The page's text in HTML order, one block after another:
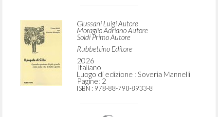
[Omelia in] “Rino Galeazzi ed Elsa
Strata: dolore, dono e letizia.” In Il
popolo di Cilla: Quando qualcosa di più
grande entra nella vita di tutti i giorni,